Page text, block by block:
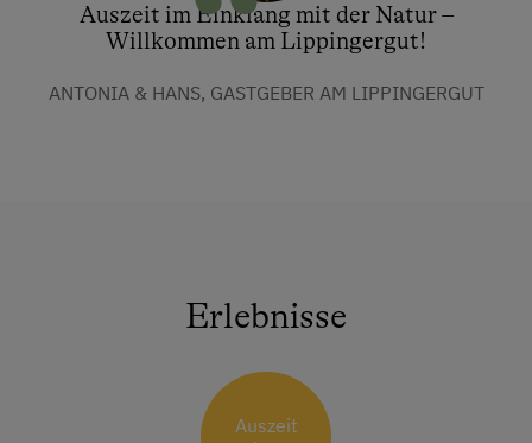
Auszeit im Einklang mit der Natur –
Willkommen am Lippingergut!
ANTONIA & HANS, GASTGEBER AM LIPPINGERGUT
Erlebnisse
Auszeit